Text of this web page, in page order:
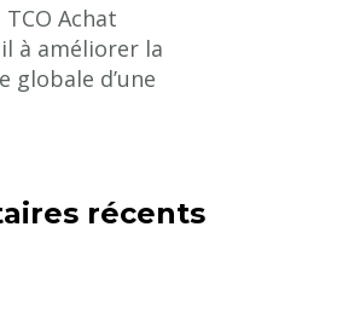
Achat
à améliorer la
globale d’une
récents